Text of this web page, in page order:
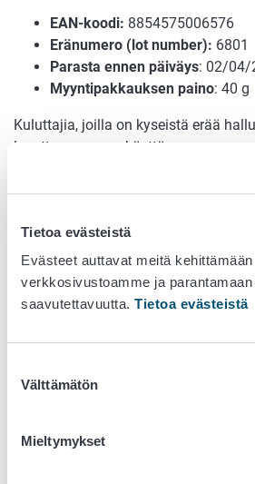
Tietoa evästeistä
Evästeet auttavat meitä kehittämään
verkkosivustoamme ja
saavutettavuutta. Tietoa evästeistä
valinta
Välttämätön
Mieltymykset
EAN-koodi: 8854575006576
Eränumero (lot number): 6801
Parasta ennen päiväys: 02/04/
Myyntipakkauksen paino: 40 g
Kuluttajia, joilla on kyseistä erää
lopettamaan sen käyttö.
Asiaa hoitaa Ruokavirastossa
etunimi.sukunimi@ruokavirasto.fi
Kuva tuotepakkauksesta: